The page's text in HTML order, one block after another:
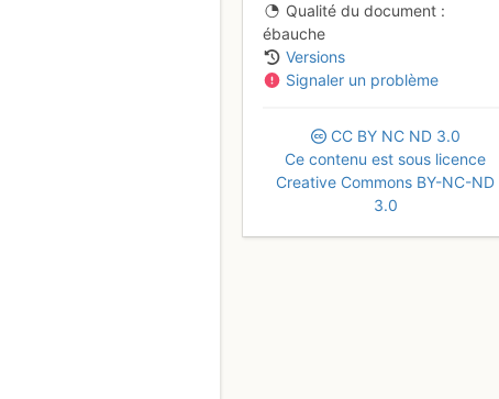
Qualité du document
ébauche
Versions
Signaler un problème
CC BY NC ND 3.0
Ce contenu est sous licence
Creative Commons BY-NC-ND
3.0